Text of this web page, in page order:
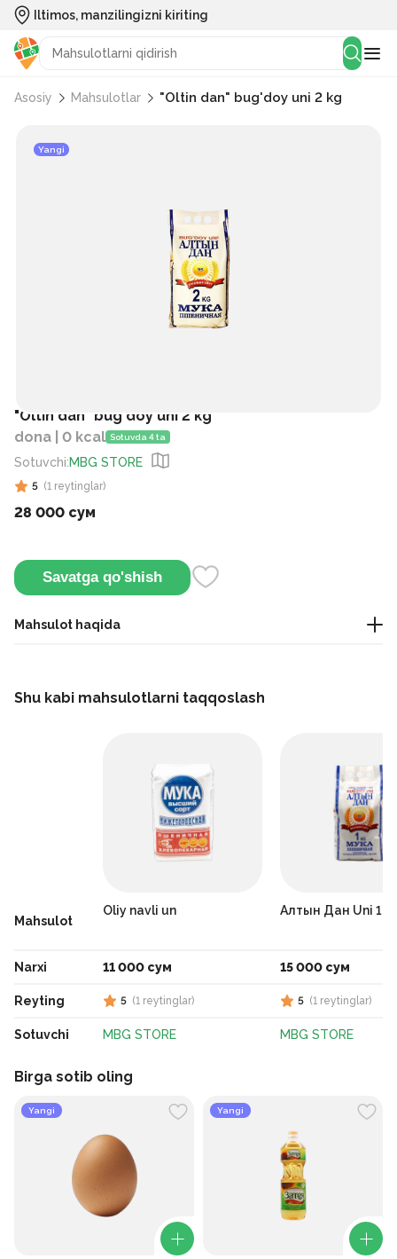
Iltimos, manzilingizni kiriting
Asosiy Mahsulotlar "Oltin dan" bug'doy uni 2 kg
Yangi
"Oltin dan" bug'doy uni 2 kg
dona | 0 kcal Sotuvda 4 ta
Sotuvchi:MBG STORE
5 (1 reytinglar)
28 000 сум
Savatga qo'shish
Mahsulot haqida
Shu kabi mahsulotlarni taqqoslash
Mahsulot
Narxi
Reyting
Sotuvchi
Oliy navli un
11 000 сум
5 (1 reytinglar)
MBG STORE
Алтын Дан Uni 1kg
15 000 сум
5 (1 reytinglar)
MBG STORE
Birga sotib oling
Yangi Yangi